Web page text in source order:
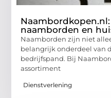
naamborden en
Naamborden zijn niet
belangrijk onderdeel van
bedrijfspand. Bij
assortiment
Dienstverlening